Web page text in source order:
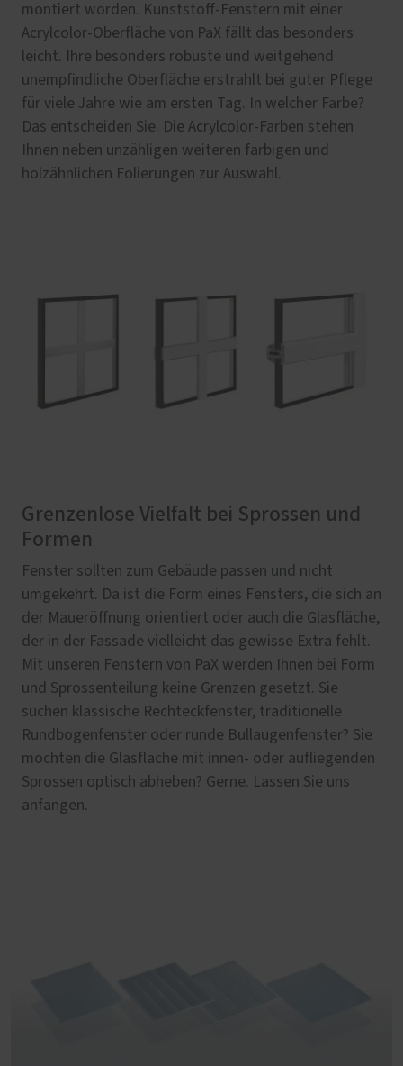
montiert worden. Kunststoff-Fenstern mit einer
Acrylcolor-Oberfläche von PaX fällt das besonders
leicht. Ihre besonders robuste und weitgehend
unempfindliche Oberfläche erstrahlt bei guter Pflege
für viele Jahre wie am ersten Tag. In welcher Farbe?
Das entscheiden Sie. Die Acrylcolor-Farben stehen
Ihnen neben unzähligen weiteren farbigen und
holzähnlichen Folierungen zur Auswahl.
Grenzenlose Vielfalt bei Sprossen und
Formen
Fenster sollten zum Gebäude passen und nicht
umgekehrt. Da ist die Form eines Fensters, die sich an
der Maueröffnung orientiert oder auch die Glasfläche,
der in der Fassade vielleicht das gewisse Extra fehlt.
Mit unseren Fenstern von PaX werden Ihnen bei Form
und Sprossenteilung keine Grenzen gesetzt. Sie
suchen klassische Rechteckfenster, traditionelle
Rundbogenfenster oder runde Bullaugenfenster? Sie
möchten die Glasfläche mit innen- oder aufliegenden
Sprossen optisch abheben? Gerne. Lassen Sie uns
anfangen.